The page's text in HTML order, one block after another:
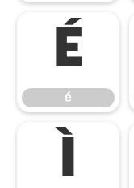
é
é
ì